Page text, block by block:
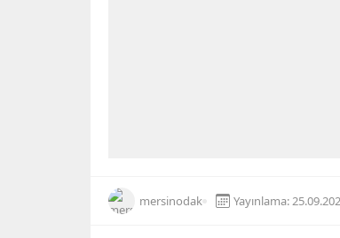
mersinodak Yayınlama: